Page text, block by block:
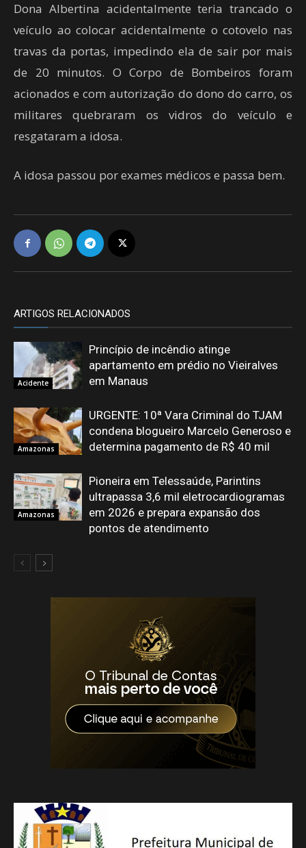
Dona Albertina acidentalmente teria trancado o
veículo ao colocar acidentalmente o cotovelo nas
travas da portas, impedindo ela de sair por mais
de 20 minutos. O Corpo de Bombeiros foram
acionados e com autorização do dono do carro, os
militares quebraram os vidros do veículo e
resgataram a idosa.
A idosa passou por exames médicos e passa bem.
ARTIGOS RELACIONADOS
Acidente
Princípio de incêndio atinge
apartamento em prédio no Vieiralves
em Manaus
Amazonas
URGENTE: 10ª Vara Criminal do TJAM
condena blogueiro Marcelo Generoso e
determina pagamento de R$ 40 mil
Amazonas
Pioneira em Telessaúde, Parintins
ultrapassa 3,6 mil eletrocardiogramas
em 2026 e prepara expansão dos
pontos de atendimento